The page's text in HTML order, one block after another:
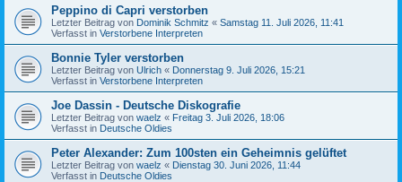
Peppino di Capri verstorben
Letzter Beitrag von Dominik Schmitz « Samstag 11. Juli 2026, 11:41
Verfasst in Verstorbene Interpreten
Bonnie Tyler verstorben
Letzter Beitrag von Ulrich « Donnerstag 9. Juli 2026, 15:21
Verfasst in Verstorbene Interpreten
Joe Dassin - Deutsche Diskografie
Letzter Beitrag von waelz « Freitag 3. Juli 2026, 18:06
Verfasst in Deutsche Oldies
Peter Alexander: Zum 100sten ein Geheimnis gelüftet
Letzter Beitrag von waelz « Dienstag 30. Juni 2026, 11:44
Verfasst in Deutsche Oldies